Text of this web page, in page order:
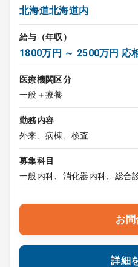
北海道北海道内
給与（年収）
1800万円 ～ 2500万円 応
医療機関区分
一般＋療養
勤務内容
外来、病棟、検査
募集科目
一般内科、消化器内科、総合
お問
詳細